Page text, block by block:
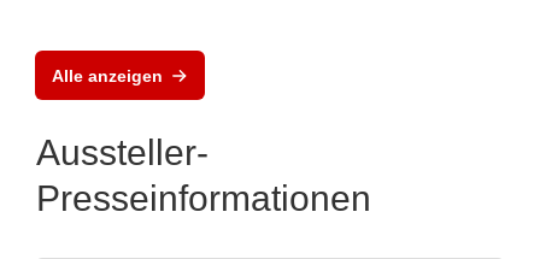
Alle anzeigen
Aussteller-
Presseinformationen